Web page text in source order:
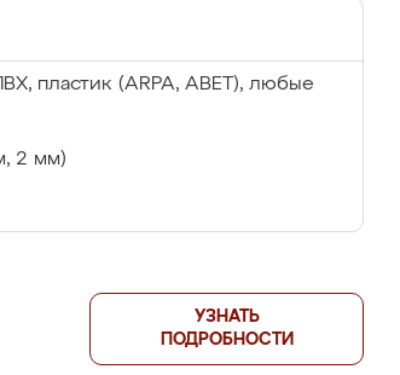
пластик (ARPA, ABET), любые
2 мм)
УЗНАТЬ
ПОДРОБНОСТИ